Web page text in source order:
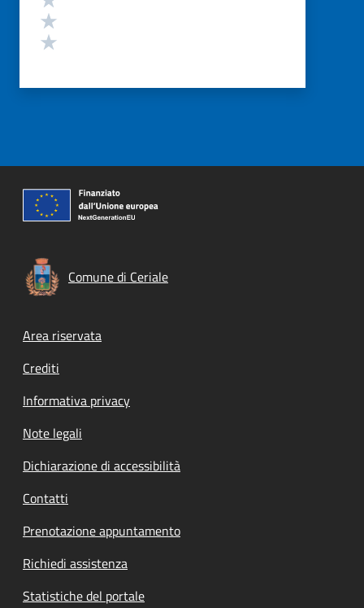
Comune di Ceriale
Footer menu
Area riservata
Crediti
Informativa privacy
Note legali
Dichiarazione di accessibilità
Contatti
Prenotazione appuntamento
Richiedi assistenza
Statistiche del portale